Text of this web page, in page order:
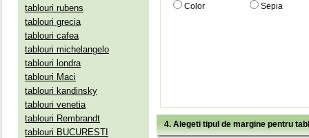
tablouri rubens
tablouri grecia
tablouri cafea
tablouri michelangelo
tablouri londra
tablouri Maci
tablouri kandinsky
tablouri venetia
tablouri Rembrandt
tablouri BUCURESTI
Color Sepia
4. Alegeti tipul de margine pentru